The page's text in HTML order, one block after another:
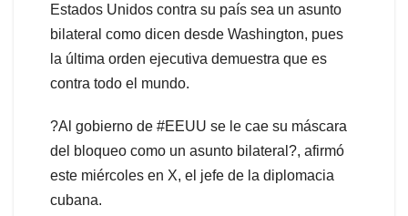
Estados Unidos contra su país sea un asunto
bilateral como dicen desde Washington, pues
la última orden ejecutiva demuestra que es
contra todo el mundo.
?Al gobierno de #EEUU se le cae su máscara
del bloqueo como un asunto bilateral?, afirmó
este miércoles en X, el jefe de la diplomacia
cubana.